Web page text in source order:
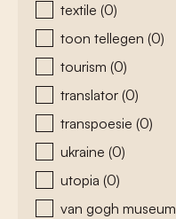
textile (0)
toon tellegen (0)
tourism (0)
translator (0)
transpoesie (0)
ukraine (0)
utopia (0)
van gogh museum